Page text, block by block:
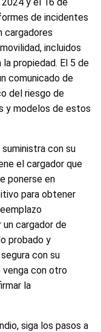
de incidentes
cargadores
incluidos
propiedad. El 5 de
comunicado de
del riesgo de
y modelos de estos
con su
el cargador que
ponerse en
para obtener
cargador de
probado y
con su
venga con otro
la
siga los pasos a